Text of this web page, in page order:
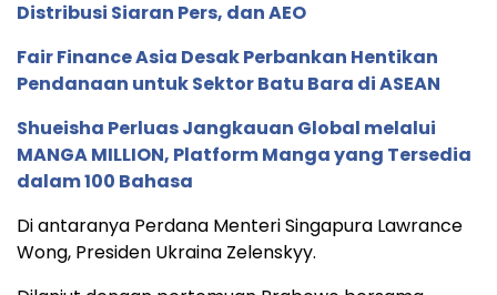
Distribusi Siaran Pers, dan AEO
Fair Finance Asia Desak Perbankan Hentikan
Pendanaan untuk Sektor Batu Bara di ASEAN
Shueisha Perluas Jangkauan Global melalui
MANGA MILLION, Platform Manga yang Tersedia
dalam 100 Bahasa
Di antaranya Perdana Menteri Singapura Lawrance
Wong, Presiden Ukraina Zelenskyy.